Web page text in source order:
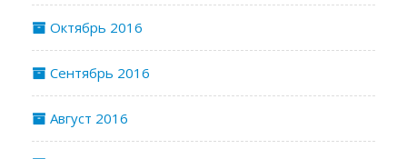
Октябрь 2016
Сентябрь 2016
Август 2016